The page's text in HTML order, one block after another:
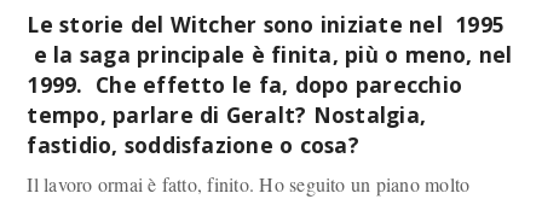
Le storie del Witcher sono iniziate nel 1995
e la saga principale è finita, più o meno, nel
1999. Che effetto le fa, dopo parecchio
tempo, parlare di Geralt? Nostalgia,
fastidio, soddisfazione o cosa?
Il lavoro ormai è fatto, finito. Ho seguito un piano molto